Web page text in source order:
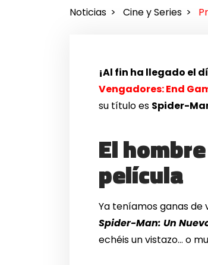
Noticias Cine y Series
¡Al fin ha llegado el
Vengadores: End
su título es Spider-
El
película
Ya teníamos ganas
Spider-Man: Un
echéis un vistazo… o